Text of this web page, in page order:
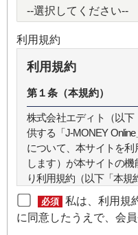
利用規約
利用規約
第１条（本規約）
株式会社エディト（以
供する「J-MONEY
について、本サイトを
します）が本サイトの
り利用規約（以下「本規
第２条（本規約の範囲
必須 私は、利用規
に同意したうえで、会